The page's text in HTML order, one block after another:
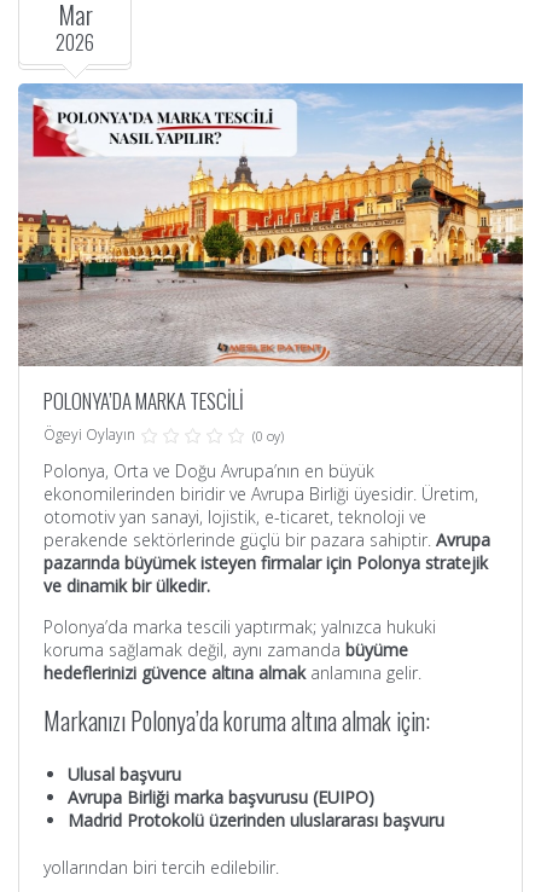
Mar
2026
POLONYA’DA MARKA TESCİLİ
Ögeyi Oylayın (0 oy)
Polonya, Orta ve Doğu Avrupa’nın en büyük
ekonomilerinden biridir ve Avrupa Birliği üyesidir. Üretim,
otomotiv yan sanayi, lojistik, e-ticaret, teknoloji ve
perakende sektörlerinde güçlü bir pazara sahiptir. Avrupa
pazarında büyümek isteyen firmalar için Polonya stratejik
ve dinamik bir ülkedir.
Polonya’da marka tescili yaptırmak; yalnızca hukuki
koruma sağlamak değil, aynı zamanda büyüme
hedeflerinizi güvence altına almakanlamına gelir.
Markanızı Polonya’da koruma altına almak için:
Ulusal başvuru
Avrupa Birliği marka başvurusu (EUIPO)
Madrid Protokolü üzerinden uluslararası başvuru
yollarından biri tercih edilebilir.